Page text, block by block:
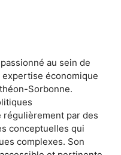
au sein de
économique
Sorbonne.
par des
conceptuelles qui
complexes. Son